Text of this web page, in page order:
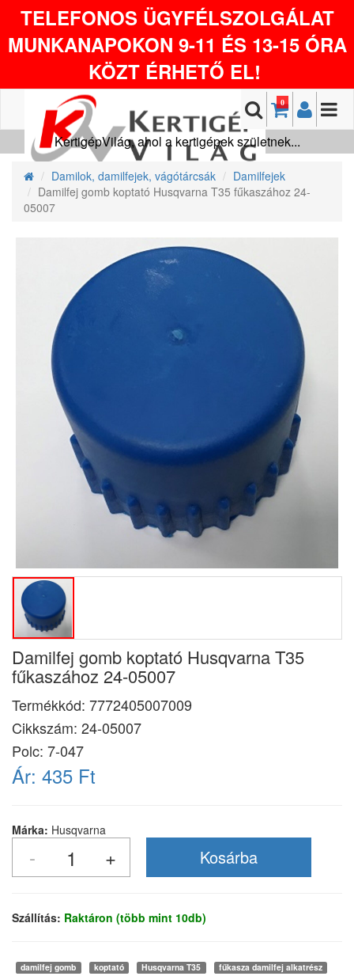
TELEFONOS ÜGYFÉLSZOLGÁLAT
MUNKANAPOKON 9-11 ÉS 13-15 ÓRA
KÖZT ÉRHETŐ EL!
0
KertigépVilág, ahol a kertigépek születnek...
Damilok, damilfejek, vágótárcsák
Damilfejek
Damilfej gomb koptató Husqvarna T35 fűkaszához 24-
05007
Damilfej gomb koptató Husqvarna T35
fűkaszához 24-05007
Termékkód: 7772405007009
Cikkszám: 24-05007
Polc: 7-047
Ár: 435 Ft
Márka: Husqvarna
Szállítás: Raktáron (több mint 10db)
damilfej gomb koptató Husqvarna T35
fűkasza damilfej alkatrész